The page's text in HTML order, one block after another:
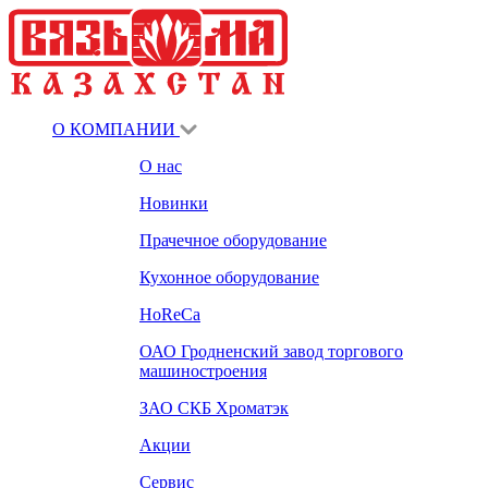
О КОМПАНИИ
О нас
Новинки
Прачечное оборудование
Кухонное оборудование
HoReCa
ОАО Гродненский завод торгового
машиностроения
ЗАО СКБ Хроматэк
Акции
Сервис